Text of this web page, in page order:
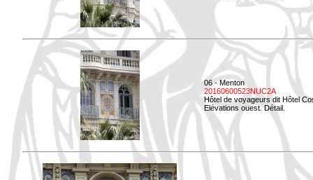
06 - Menton
20160600523NUC2A
Hôtel de voyageurs dit Hôtel
Elévations ouest. Détail.